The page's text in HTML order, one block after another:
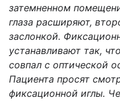
затемненном
глаза расширяют,
заслонкой.
устанавливают так,
совпал с оптической
Пациента просят
фиксационной иглы.